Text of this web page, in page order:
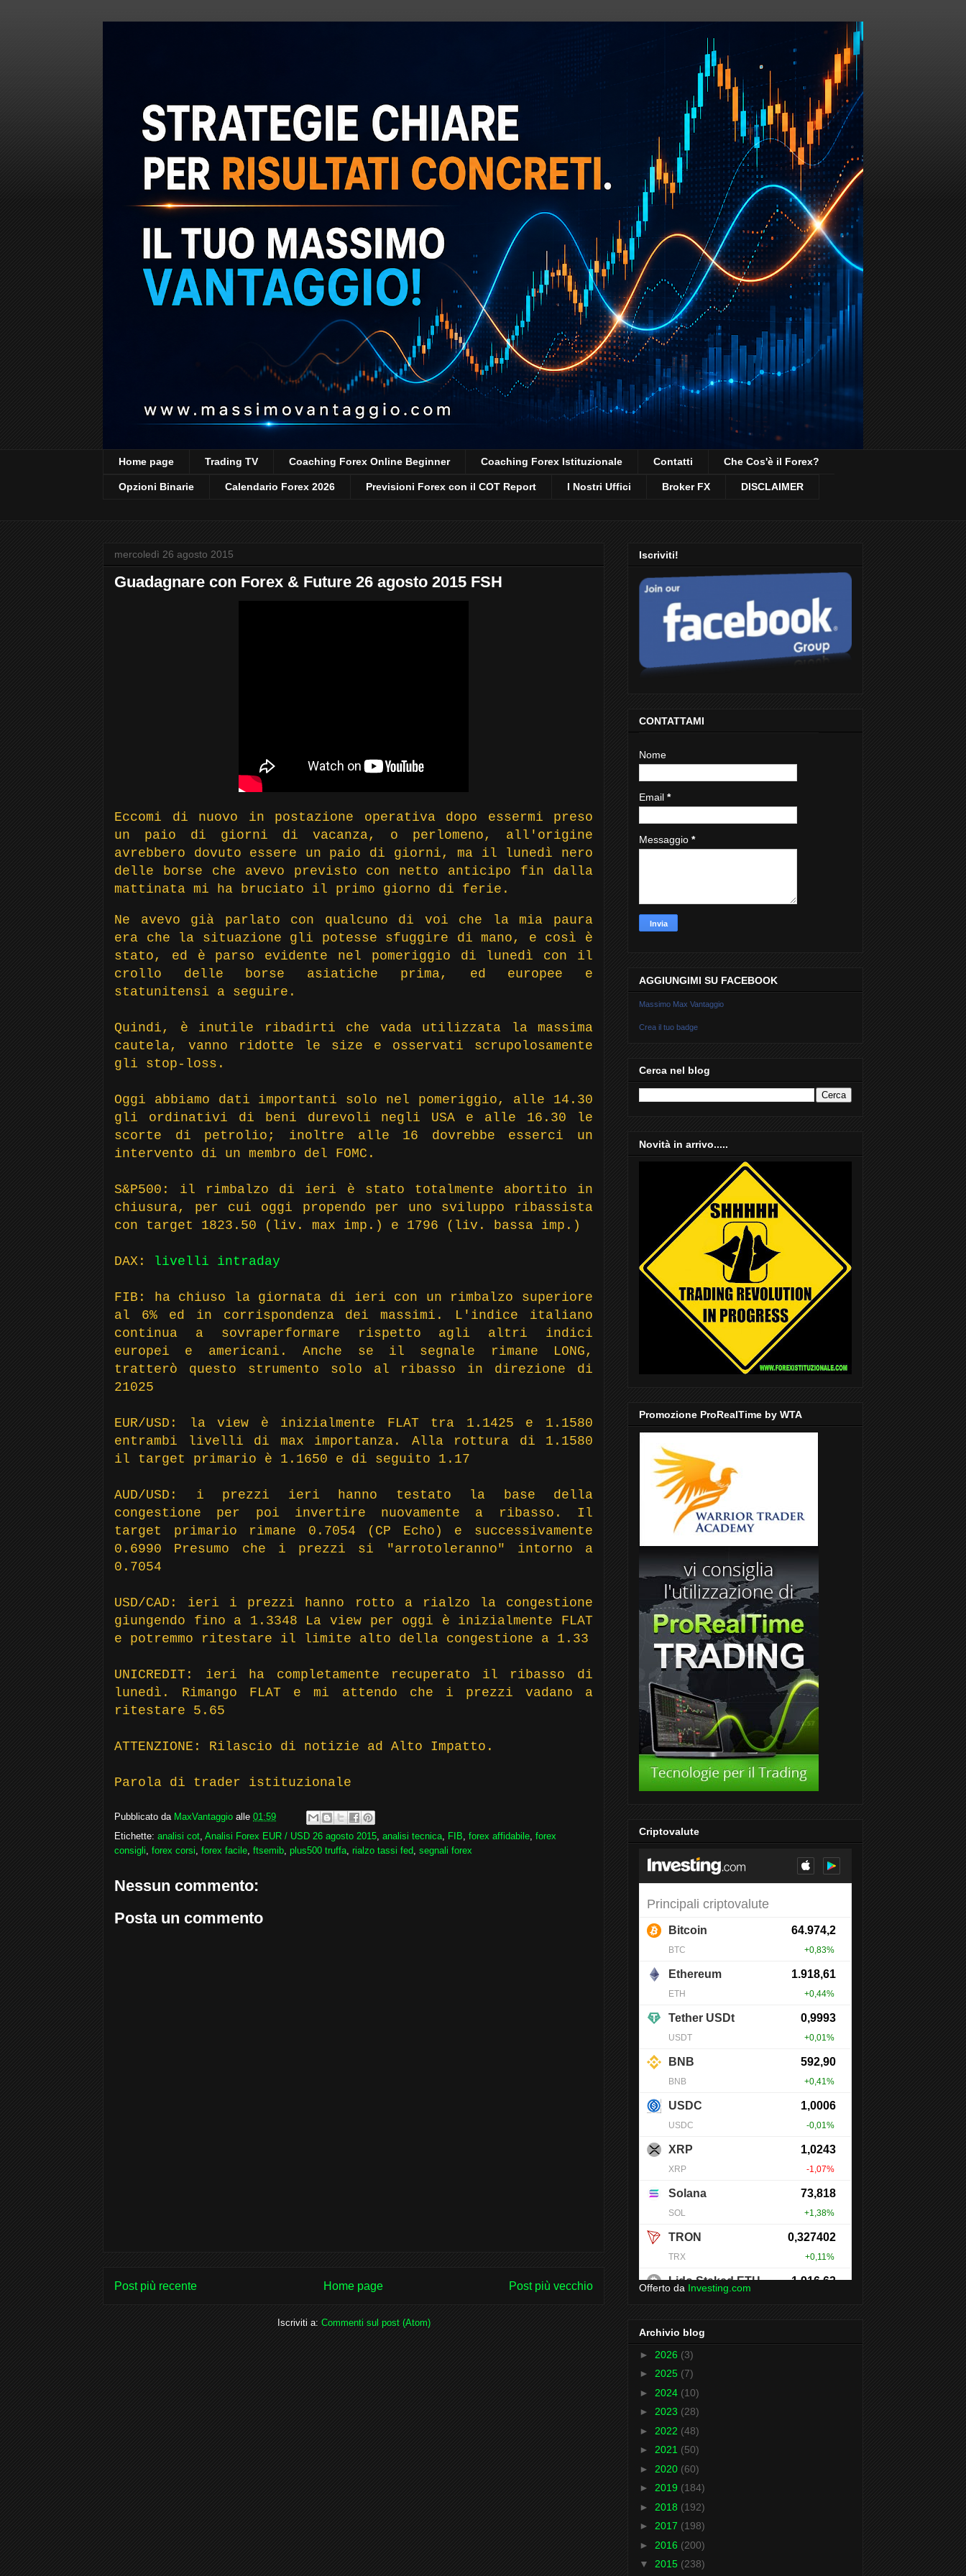
Home page Trading TV Coaching Forex Online Beginner Coaching Forex Istituzionale Contatti Che Cos'è il Forex?
Opzioni Binarie Calendario Forex 2026 Previsioni Forex con il COT Report I Nostri Uffici Broker FX DISCLAIMER
mercoledì 26 agosto 2015
Guadagnare con Forex & Future 26 agosto 2015 FSH
Eccomi di nuovo in postazione operativa dopo essermi preso
un paio di giorni di vacanza, o perlomeno, all'origine
avrebbero dovuto essere un paio di giorni, ma il lunedì nero
delle borse che avevo previsto con netto anticipo fin dalla
mattinata mi ha bruciato il primo giorno di ferie.
Ne avevo già parlato con qualcuno di voi che la mia paura
era che la situazione gli potesse sfuggire di mano, e così è
stato, ed è parso evidente nel pomeriggio di lunedì con il
crollo delle borse asiatiche prima, ed europee e
statunitensi a seguire.
Quindi, è inutile ribadirti che vada utilizzata la massima
cautela, vanno ridotte le size e osservati scrupolosamente
gli stop-loss.
Oggi abbiamo dati importanti solo nel pomeriggio, alle 14.30
gli ordinativi di beni durevoli negli USA e alle 16.30 le
scorte di petrolio; inoltre alle 16 dovrebbe esserci un
intervento di un membro del FOMC.
S&P500: il rimbalzo di ieri è stato totalmente abortito in
chiusura, per cui oggi propendo per uno sviluppo ribassista
con target 1823.50 (liv. max imp.) e 1796 (liv. bassa imp.)
DAX: livelli intraday
FIB: ha chiuso la giornata di ieri con un rimbalzo superiore
al 6% ed in corrispondenza dei massimi. L'indice italiano
continua a sovraperformare rispetto agli altri indici
europei e americani. Anche se il segnale rimane LONG,
tratterò questo strumento solo al ribasso in direzione di
21025
EUR/USD: la view è inizialmente FLAT tra 1.1425 e 1.1580
entrambi livelli di max importanza. Alla rottura di 1.1580
il target primario è 1.1650 e di seguito 1.17
AUD/USD: i prezzi ieri hanno testato la base della
congestione per poi invertire nuovamente a ribasso. Il
target primario rimane 0.7054 (CP Echo) e successivamente
0.6990 Presumo che i prezzi si "arrotoleranno" intorno a
0.7054
USD/CAD: ieri i prezzi hanno rotto a rialzo la congestione
giungendo fino a 1.3348 La view per oggi è inizialmente FLAT
e potremmo ritestare il limite alto della congestione a 1.33
UNICREDIT: ieri ha completamente recuperato il ribasso di
lunedì. Rimango FLAT e mi attendo che i prezzi vadano a
ritestare 5.65
ATTENZIONE: Rilascio di notizie ad Alto Impatto.
Parola di trader istituzionale
Pubblicato da MaxVantaggio alle 01:59
Etichette: analisi cot Analisi Forex EUR / USD 26 agosto 2015 analisi tecnica FIB forex affidabile forex
consigli forex corsi forex facile ftsemib plus500 truffa rialzo tassi fed segnali forex
Nessun commento:
Posta un commento
Post più recente Post più vecchio
Home page
Iscriviti a: Commenti sul post (Atom)
Iscriviti!
CONTATTAMI
Nome
Email *
Messaggio *
AGGIUNGIMI SU FACEBOOK
Massimo Max Vantaggio
Crea il tuo badge
Cerca nel blog
Novità in arrivo.....
Promozione ProRealTime by WTA
Criptovalute
Offerto da Investing.com
Archivio blog
► 2026 (3)
► 2025 (7)
► 2024 (10)
► 2023 (28)
► 2022 (48)
► 2021 (50)
► 2020 (60)
► 2019 (184)
► 2018 (192)
► 2017 (198)
► 2016 (200)
▼ 2015 (238)